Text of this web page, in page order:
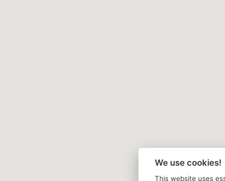
We use cookies!
This website uses